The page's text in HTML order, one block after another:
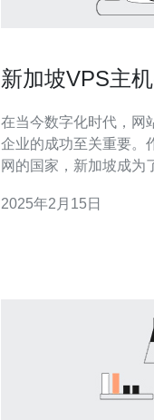
新加坡VPS主
在当今数字化时代，网
企业的成功至关重要。
网的国家，新加坡成为
互联网基础设施。网络
2025年2月15日